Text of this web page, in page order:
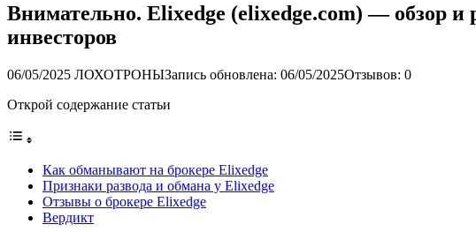
Внимательно. Elixedge (elixedge.com) — обзор
инвесторов
06/05/2025 ЛОХОТРОНЫЗапись обновлена: 06/05/2025Отзывов: 0
Открой содержание статьи
Как обманывают на брокере Elixedge
Признаки развода и обмана у Elixedge
Отзывы о брокере Elixedge
Вердикт